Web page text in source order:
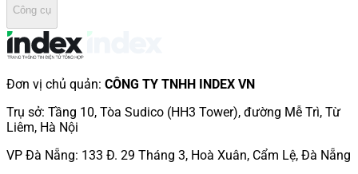
Công cụ
Đơn vị chủ quản: CÔNG TY TNHH INDEX VN
Trụ sở: Tầng 10, Tòa Sudico (HH3 Tower), đường Mễ Trì, Từ
Liêm, Hà Nội
VP Đà Nẵng: 133 Đ. 29 Tháng 3, Hoà Xuân, Cẩm Lệ, Đà Nẵng